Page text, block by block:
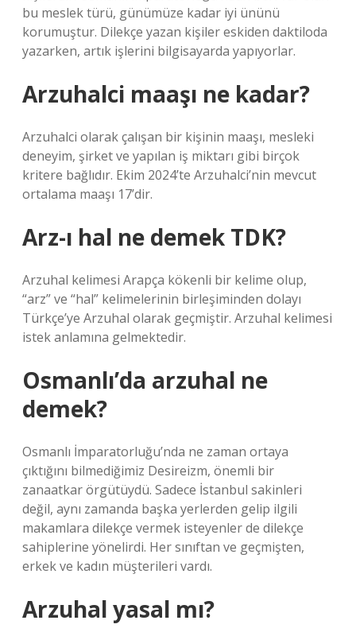
bu meslek türü, günümüze kadar iyi ününü
korumuştur. Dilekçe yazan kişiler eskiden daktiloda
yazarken, artık işlerini bilgisayarda yapıyorlar.
Arzuhalci maaşı ne kadar?
Arzuhalci olarak çalışan bir kişinin maaşı, mesleki
deneyim, şirket ve yapılan iş miktarı gibi birçok
kritere bağlıdır. Ekim 2024’te Arzuhalci’nin mevcut
ortalama maaşı 17’dir.
Arz-ı hal ne demek TDK?
Arzuhal kelimesi Arapça kökenli bir kelime olup,
“arz” ve “hal” kelimelerinin birleşiminden dolayı
Türkçe’ye Arzuhal olarak geçmiştir. Arzuhal kelimesi
istek anlamına gelmektedir.
Osmanlı’da arzuhal ne
demek?
Osmanlı İmparatorluğu’nda ne zaman ortaya
çıktığını bilmediğimiz Desireizm, önemli bir
zanaatkar örgütüydü. Sadece İstanbul sakinleri
değil, aynı zamanda başka yerlerden gelip ilgili
makamlara dilekçe vermek isteyenler de dilekçe
sahiplerine yönelirdi. Her sınıftan ve geçmişten,
erkek ve kadın müşterileri vardı.
Arzuhal yasal mı?